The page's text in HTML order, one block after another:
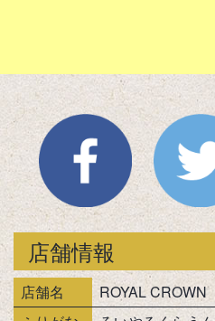
店舗情報
店舗名
ROYAL CROWN